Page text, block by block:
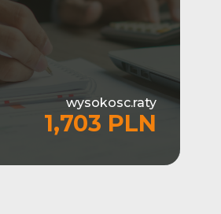
wysokosc.raty
1,703 PLN